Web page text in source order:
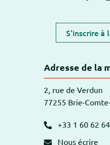
S'inscrire à
Adresse de la
2, rue de Verdun
77255 Brie-
+33 1 60 62
Nous écrire